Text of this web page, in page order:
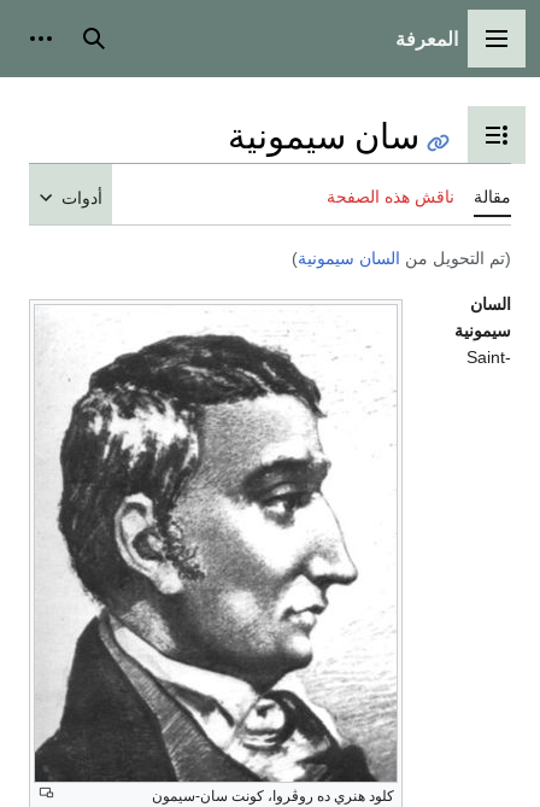
القائمة الرئيسية
المعرفة بحث
تبديل عرض جدول المحتويات
سان سيمونية
مقالة ناقش هذه الصفحة أدوات
(تم التحويل من السان سيمونية)
كلود هنري ده روڤروا، كونت سان-سيمون
السان
سيمونية
Saint-